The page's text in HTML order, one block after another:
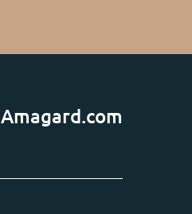
Amagard.com